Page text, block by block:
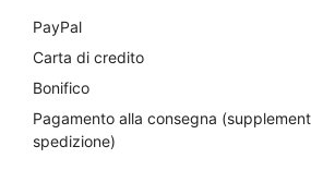
PayPal
Carta di credito
Bonifico
Pagamento alla consegna
spedizione)